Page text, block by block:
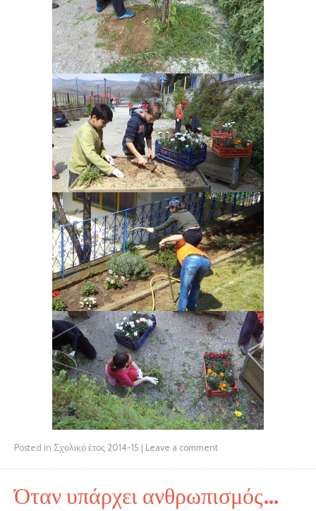
Posted in Σχολικό έτος 2014-15 Leave a comment
Όταν υπάρχει ανθρωπισμός…